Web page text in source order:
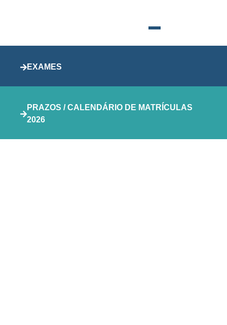
EXAMES
PRAZOS / CALENDÁRIO DE MATRÍCULAS
2026